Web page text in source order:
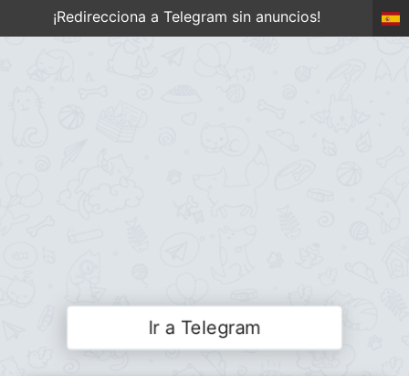
¡Redirecciona a Telegram sin anuncios!
Ir a Telegram